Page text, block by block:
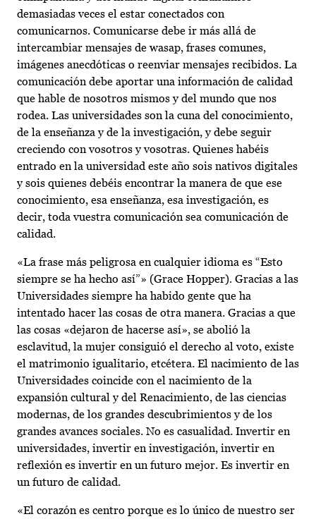
demasiadas veces el estar conectados con
comunicarnos. Comunicarse debe ir más allá de
intercambiar mensajes de wasap, frases comunes,
imágenes anecdóticas o reenviar mensajes recibidos. La
comunicación debe aportar una información de calidad
que hable de nosotros mismos y del mundo que nos
rodea. Las universidades son la cuna del conocimiento,
de la enseñanza y de la investigación, y debe seguir
creciendo con vosotros y vosotras. Quienes habéis
entrado en la universidad este año sois nativos digitales
y sois quienes debéis encontrar la manera de que ese
conocimiento, esa enseñanza, esa investigación, es
decir, toda vuestra comunicación sea comunicación de
calidad.
«La frase más peligrosa en cualquier idioma es “Esto
siempre se ha hecho así”» (Grace Hopper). Gracias a las
Universidades siempre ha habido gente que ha
intentado hacer las cosas de otra manera. Gracias a que
las cosas «dejaron de hacerse así», se abolió la
esclavitud, la mujer consiguió el derecho al voto, existe
el matrimonio igualitario, etcétera. El nacimiento de las
Universidades coincide con el nacimiento de la
expansión cultural y del Renacimiento, de las ciencias
modernas, de los grandes descubrimientos y de los
grandes avances sociales. No es casualidad. Invertir en
universidades, invertir en investigación, invertir en
reflexión es invertir en un futuro mejor. Es invertir en
un futuro de calidad.
«El corazón es centro porque es lo único de nuestro ser